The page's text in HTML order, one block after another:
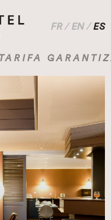
FR / EN / ES
GARANTIZADA